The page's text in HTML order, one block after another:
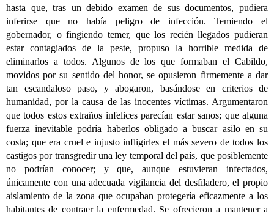
hasta que, tras un debido examen de sus documentos, pudiera
inferirse que no había peligro de infección. Temiendo el
gobernador, o fingiendo temer, que los recién llegados pudieran
estar contagiados de la peste, propuso la horrible medida de
eliminarlos a todos. Algunos de los que formaban el Cabildo,
movidos por su sentido del honor, se opusieron firmemente a dar
tan escandaloso paso, y abogaron, basándose en criterios de
humanidad, por la causa de las inocentes víctimas. Argumentaron
que todos estos extraños infelices parecían estar sanos; que alguna
fuerza inevitable podría haberlos obligado a buscar asilo en su
costa; que era cruel e injusto infligirles el más severo de todos los
castigos por transgredir una ley temporal del país, que posiblemente
no podrían conocer; y que, aunque estuvieran infectados,
únicamente con una adecuada vigilancia del desfiladero, el propio
aislamiento de la zona que ocupaban protegería eficazmente a los
habitantes de contraer la enfermedad. Se ofrecieron a mantener a